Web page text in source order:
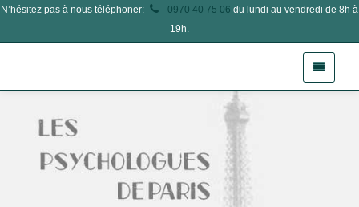
N’hésitez pas à nous téléphoner: 0970 40 75 06 du lundi au vendredi de 8h à
19h.